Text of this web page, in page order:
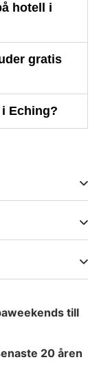
hotell i
gratis
Eching?
till
20 åren